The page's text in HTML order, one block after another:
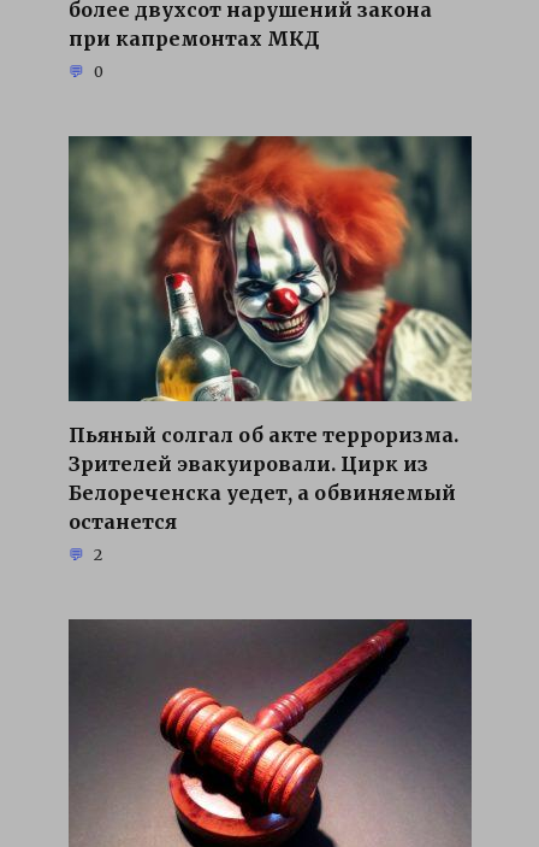
более двухсот нарушений закона
при капремонтах МКД
0
Пьяный солгал об акте терроризма.
Зрителей эвакуировали. Цирк из
Белореченска уедет, а обвиняемый
останется
2